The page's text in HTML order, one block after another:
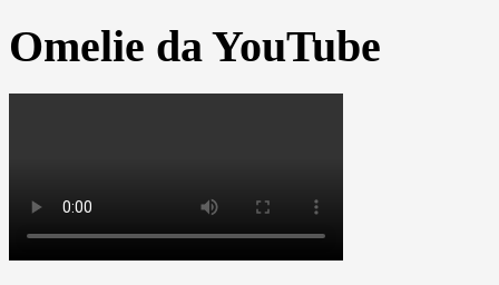
Omelie da YouTube